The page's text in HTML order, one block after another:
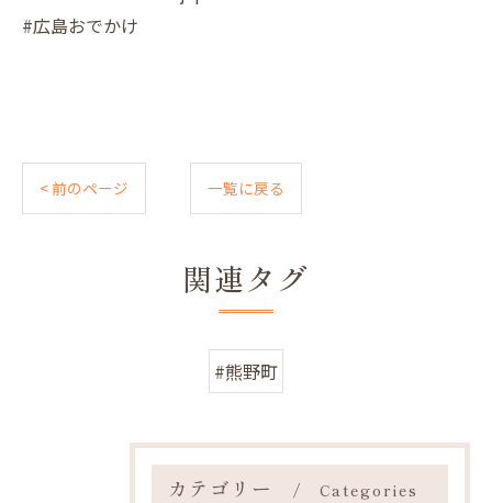
#広島おでかけ
< 前のページ 一覧に戻る
関連タグ
#熊野町
カテゴリー Categories